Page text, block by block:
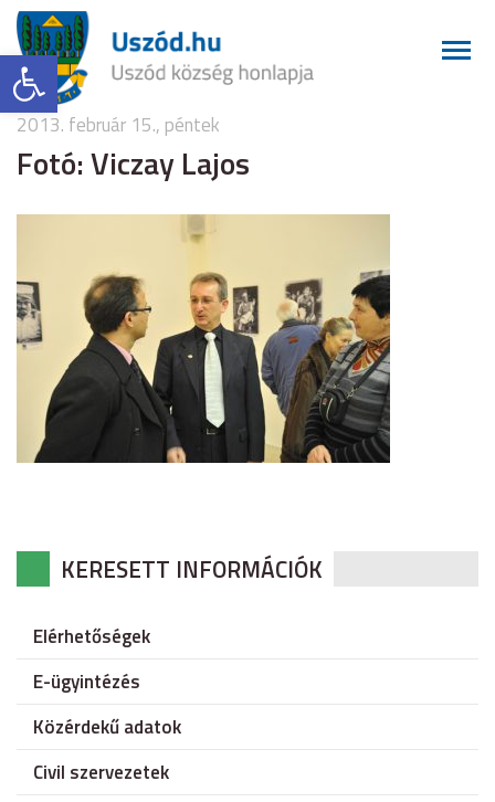
Eszköztár megnyitása
2013. február 15., péntek
Fotó: Viczay Lajos
KERESETT INFORMÁCIÓK
Elérhetőségek
E-ügyintézés
Közérdekű adatok
Civil szervezetek